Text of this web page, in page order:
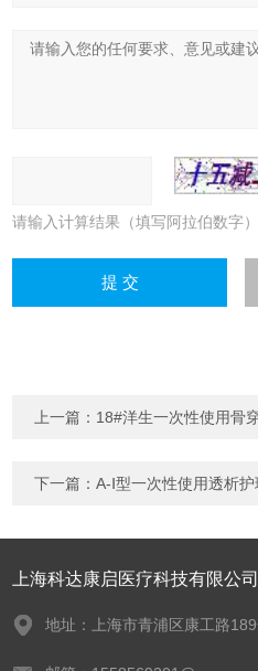
请输入计算结果（填写阿拉伯数字
上一篇： 18#洋生一次性使用骨
下一篇：A-Ⅰ型一次性使用透析
上海科达康启医疗科技有限公司
地址：上海市青浦区康工路